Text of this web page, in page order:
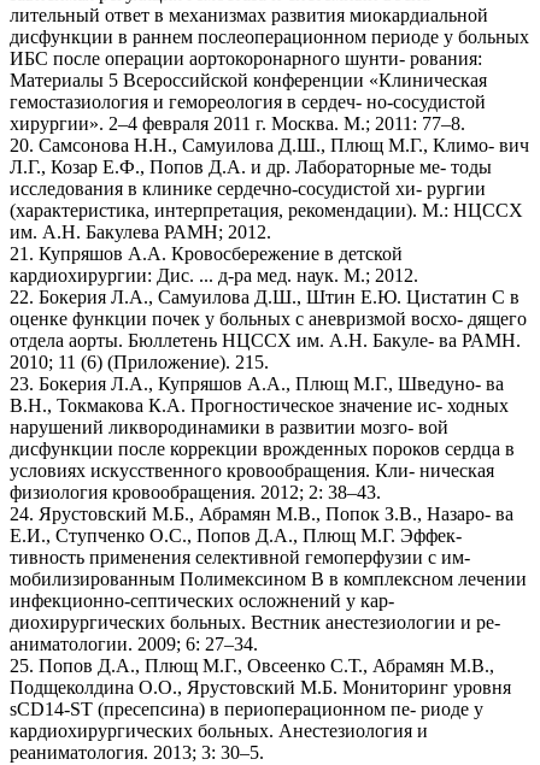
лительный ответ в механизмах развития миокардиальной
дисфункции в раннем послеоперационном периоде у больных
ИБС после операции аортокоронарного шунти- рования:
Материалы 5 Всероссийской конференции «Клиническая
гемостазиология и гемореология в сердеч- но-сосудистой
хирургии». 2–4 февраля 2011 г. Москва. М.; 2011: 77–8.
20. Самсонова Н.Н., Самуилова Д.Ш., Плющ М.Г., Климо- вич
Л.Г., Козар Е.Ф., Попов Д.А. и др. Лабораторные ме- тоды
исследования в клинике сердечно-сосудистой хи- рургии
(характеристика, интерпретация, рекомендации). М.: НЦССХ
им. А.Н. Бакулева РАМН; 2012.
21. Купряшов А.А. Кровосбережение в детской
кардиохирургии: Дис. ... д-ра мед. наук. М.; 2012.
22. Бокерия Л.А., Самуилова Д.Ш., Штин Е.Ю. Цистатин С в
оценке функции почек у больных с аневризмой восхо- дящего
отдела аорты. Бюллетень НЦССХ им. А.Н. Бакуле- ва РАМН.
2010; 11 (6) (Приложение). 215.
23. Бокерия Л.А., Купряшов А.А., Плющ М.Г., Шведуно- ва
В.Н., Токмакова К.А. Прогностическое значение ис- ходных
нарушений ликвородинамики в развитии мозго- вой
дисфункции после коррекции врожденных пороков сердца в
условиях искусственного кровообращения. Кли- ническая
физиология кровообращения. 2012; 2: 38–43.
24. Ярустовский М.Б., Абрамян М.В., Попок З.В., Назаро- ва
Е.И., Ступченко О.С., Попов Д.А., Плющ М.Г. Эффек-
тивность применения селективной гемоперфузии с им-
мобилизированным Полимексином В в комплексном лечении
инфекционно-септических осложнений у кар-
диохирургических больных. Вестник анестезиологии и ре-
аниматологии. 2009; 6: 27–34.
25. Попов Д.А., Плющ М.Г., Овсеенко С.Т., Абрамян М.В.,
Подщеколдина О.О., Ярустовский М.Б. Мониторинг уровня
sCD14-ST (пресепсина) в периоперационном пе- риоде у
кардиохирургических больных. Анестезиология и
реаниматология. 2013; 3: 30–5.